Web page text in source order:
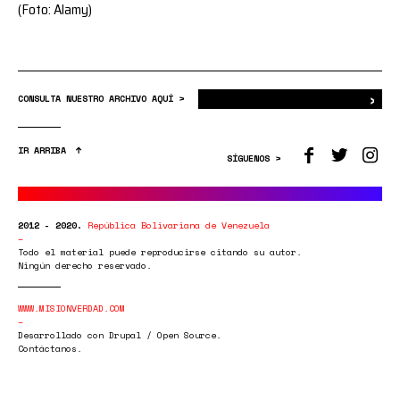
(Foto: Alamy)
CONSULTA NUESTRO ARCHIVO AQUÍ > ›
IR ARRIBA
SÍGUENOS >
2012 - 2020. República Bolivariana de Venezuela
Todo el material puede reproducirse citando su autor.
Ningún derecho reservado.
WWW.MISIONVERDAD.COM
Desarrollado con Drupal / Open Source.
Contáctanos.